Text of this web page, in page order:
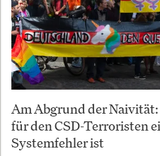
Am Abgrund der
für den CSD-Terroristen
Systemfehler ist